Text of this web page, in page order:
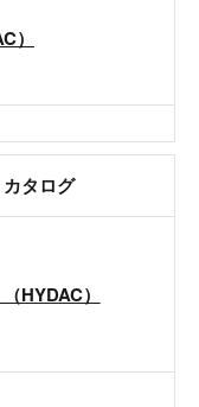
）
タログ
HYDAC）